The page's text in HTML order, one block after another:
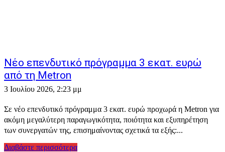
Νέο επενδυτικό πρόγραμμα 3 εκατ. ευρώ
από τη Metron
3 Ιουλίου 2026, 2:23 μμ
Σε νέο επενδυτικό πρόγραμμα 3 εκατ. ευρώ προχωρά η Metron για
ακόμη μεγαλύτερη παραγωγικότητα, ποιότητα και εξυπηρέτηση
των συνεργατών της, επισημαίνοντας σχετικά τα εξής:...
Διαβάστε περισσότερα